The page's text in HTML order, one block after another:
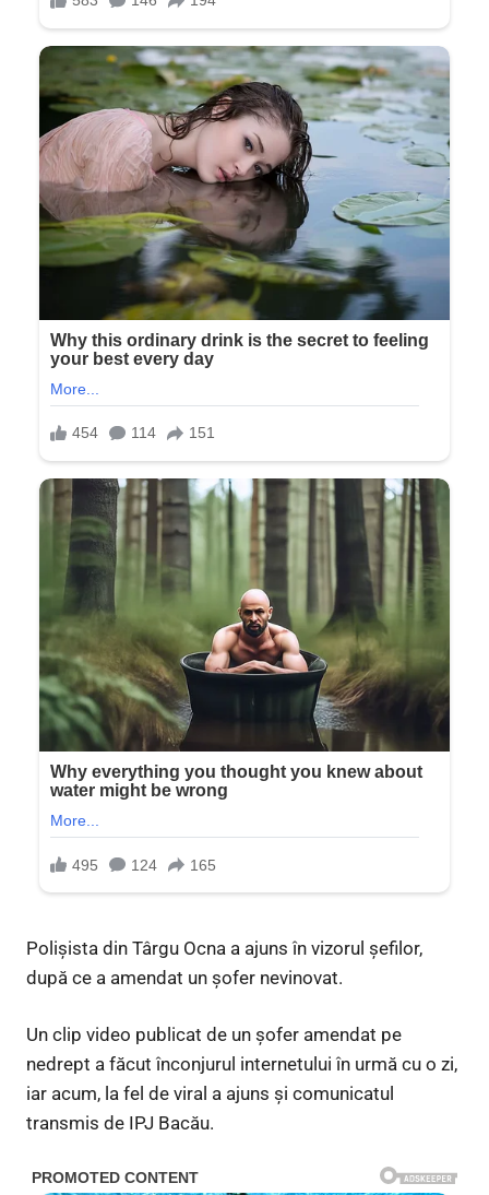
Polișista din Târgu Ocna a ajuns în vizorul șefilor,
după ce a amendat un șofer nevinovat.
Un clip video publicat de un șofer amendat pe
nedrept a făcut înconjurul internetului în urmă cu o zi,
iar acum, la fel de viral a ajuns și comunicatul
transmis de IPJ Bacău.